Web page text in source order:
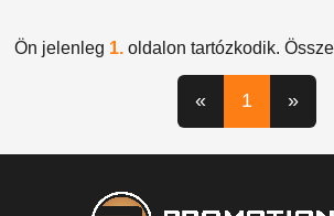
Ön jelenleg 1. oldalon tartózkodik.
« 1 »